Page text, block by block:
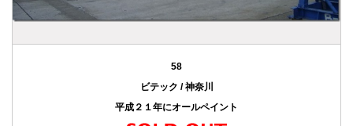
58
ビテック / 神奈川
平成２１年にオールペイント